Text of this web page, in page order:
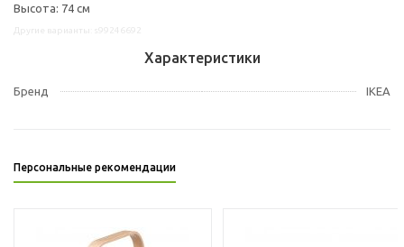
Высота: 74 см
Характеристики
Бренд IKEA
Персональные рекомендации